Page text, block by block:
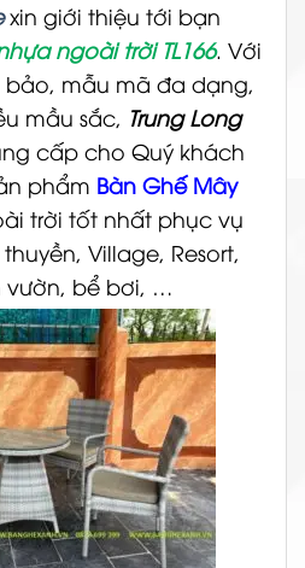
xin giới thiệu tới bạn
ngoài trời TL166. Với
mẫu mã đa dạng,
mầu sắc, Trung Long
cấp cho Quý khách
phẩm Bàn Ghế Mây
trời tốt nhất phục vụ
Village, Resort,
vườn, bể bơi, …